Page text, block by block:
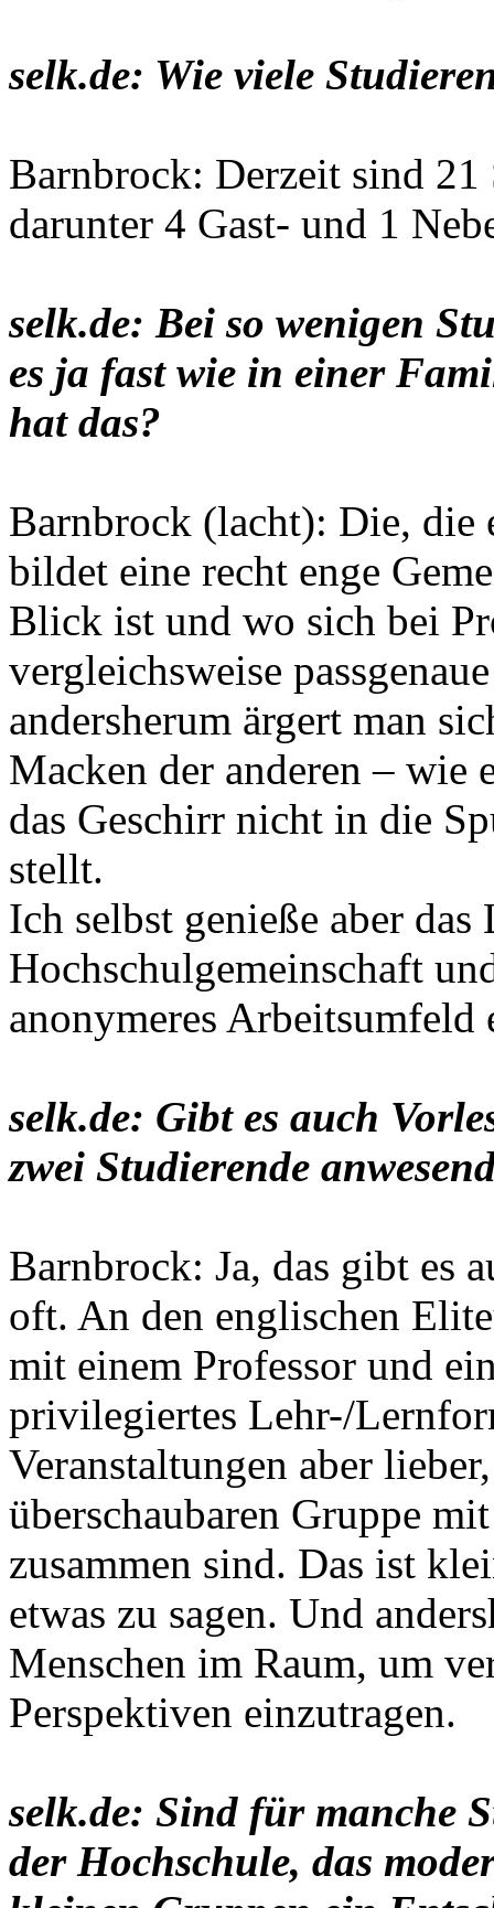
selk.de: Wie viele
Barnbrock: Derzeit sind 21
darunter 4 Gast- und 1
selk.de: Bei so wenigen
es ja fast wie in einer
hat das?
Barnbrock (lacht): Die,
bildet eine recht enge
Blick ist und wo sich bei
vergleichsweise
andersherum ärgert man
Macken der anderen – wie
das Geschirr nicht in die
stellt.
Ich selbst genieße aber
Hochschulgemeinschaft
anonymeres Arbeitsumfeld
selk.de: Gibt es auch
zwei Studierende
Barnbrock: Ja, das gibt es
oft. An den englischen
mit einem Professor und
privilegiertes Lehr-/
Veranstaltungen aber
überschaubaren Gruppe
zusammen sind. Das ist
etwas zu sagen. Und
Menschen im Raum, um
Perspektiven einzutragen.
selk.de: Sind für manche
der Hochschule, das